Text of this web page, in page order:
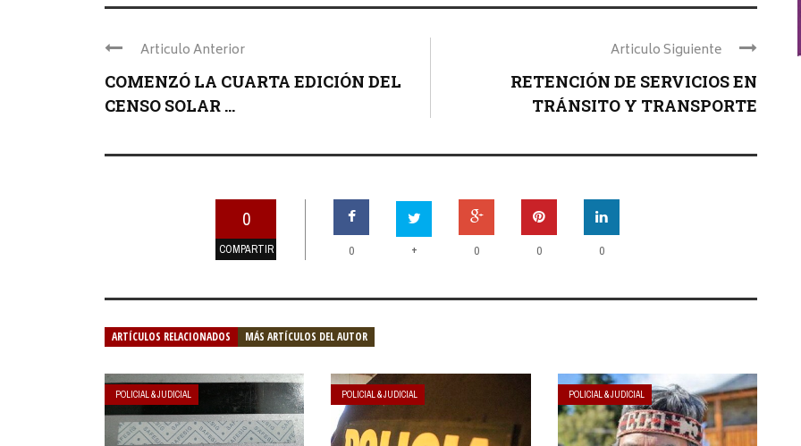
Articulo Anterior
COMENZÓ LA CUARTA EDICIÓN DEL
CENSO SOLAR ...
Articulo Siguiente
RETENCIÓN DE SERVICIOS EN
TRÁNSITO Y TRANSPORTE
0
COMPARTIR 0 + 0 0 0
ARTÍCULOS RELACIONADOS MÁS ARTÍCULOS DEL AUTOR
POLICIAL & JUDICIAL POLICIAL & JUDICIAL POLICIAL & JUDICIAL